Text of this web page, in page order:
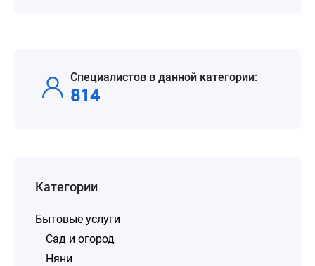
Специалистов в данной категории:
814
Категории
Бытовые услуги
Сад и огород
Няни